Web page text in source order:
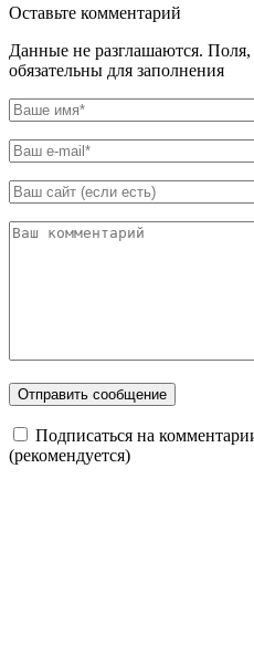
Оставьте комментарий
Данные не разглашаются.
обязательны для заполнения
Подписаться на
(рекомендуется)